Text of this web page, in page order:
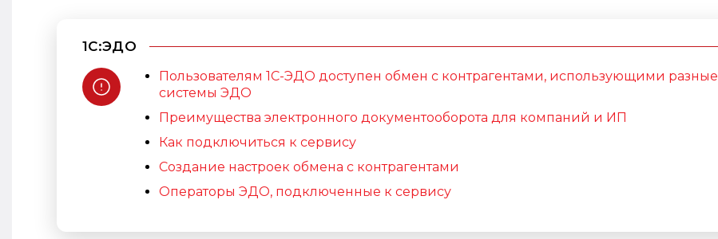
1С:ЭДО
Пользователям 1С-ЭДО доступен обмен с контрагентами, использующими разные
системы ЭДО
Преимущества электронного документооборота для компаний и ИП
Как подключиться к сервису
Создание настроек обмена с контрагентами
Операторы ЭДО, подключенные к сервису